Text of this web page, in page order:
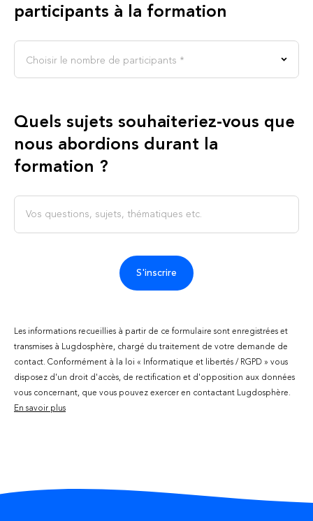
participants à la formation
Quels sujets souhaiteriez-vous que
nous abordions durant la
formation ?
S'inscrire
Les informations recueillies à partir de ce formulaire sont enregistrées et
transmises à Lugdosphère, chargé du traitement de votre demande de
contact. Conformément à la loi « Informatique et libertés / RGPD » vous
disposez d'un droit d'accès, de rectification et d'opposition aux données
vous concernant, que vous pouvez exercer en contactant Lugdosphère.
En savoir plus